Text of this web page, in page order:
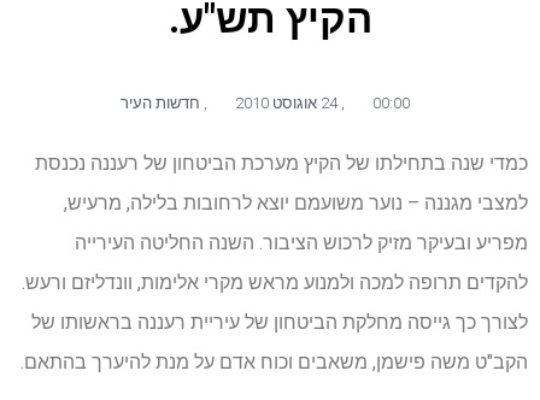
הקיץ תש"ע.
00:00
, 24 אוגוסט 2010 , חדשות העיר
כמדי שנה בתחילתו של הקיץ מערכת הביטחון של רעננה נכנסת
למצבי מגננה – נוער משועמם יוצא לרחובות בלילה, מרעיש,
מפריע ובעיקר מזיק לרכוש הציבור. השנה החליטה העירייה
להקדים תרופה למכה ולמנוע מראש מקרי אלימות, וונדליזם ורעש.
לצורך כך גייסה מחלקת הביטחון של עיריית רעננה בראשותו של
הקב"ט משה פישמן, משאבים וכוח אדם על מנת להיערך בהתאם.